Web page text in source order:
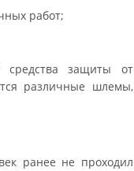
работ;
средства защиты от
различные шлемы,
ранее не проходил